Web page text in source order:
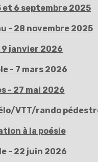
et 6 septembre 2025
- 28 novembre 2025
9 janvier 2026
- 7 mars 2026
- 27 mai 2026
VTT/rando
à la poésie
- 22 juin 2026